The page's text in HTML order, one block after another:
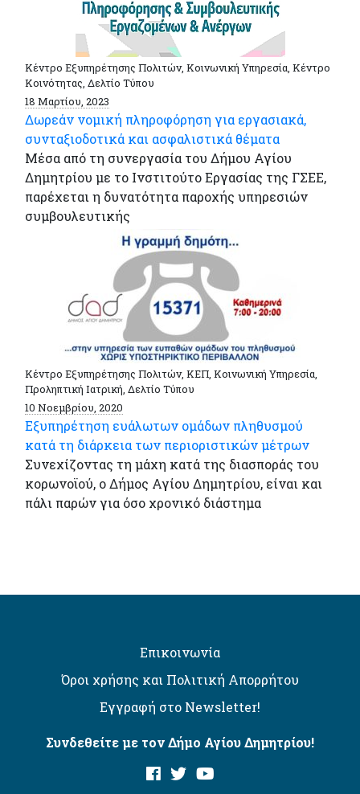
Κέντρο Εξυπηρέτησης Πολιτών, Κοινωνική Υπηρεσία, Κέντρο
Κοινότητας, Δελτίο Τύπου
18 Μαρτίου, 2023
Δωρεάν νομική πληροφόρηση για εργασιακά,
συνταξιοδοτικά και ασφαλιστικά θέματα
Μέσα από τη συνεργασία του Δήμου Αγίου
Δημητρίου με το Ινστιτούτο Εργασίας της ΓΣΕΕ,
παρέχεται η δυνατότητα παροχής υπηρεσιών
συμβουλευτικής
Κέντρο Εξυπηρέτησης Πολιτών, ΚΕΠ, Κοινωνική Υπηρεσία,
Προληπτική Ιατρική, Δελτίο Τύπου
10 Νοεμβρίου, 2020
Εξυπηρέτηση ευάλωτων ομάδων πληθυσμού
κατά τη διάρκεια των περιοριστικών μέτρων
Συνεχίζοντας τη μάχη κατά της διασποράς του
κορωνοϊού, ο Δήμος Αγίου Δημητρίου, είναι και
πάλι παρών για όσο χρονικό διάστημα
Επικοινωνία
Όροι χρήσης και Πολιτική Απορρήτου
Εγγραφή στο Newsletter!
Συνδεθείτε με τον Δήμο Αγίου Δημητρίου!